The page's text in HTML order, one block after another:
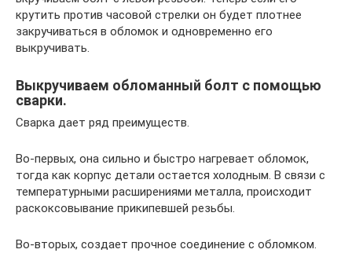
крутить против часовой стрелки он будет плотнее
закручиваться в обломок и одновременно его
выкручивать.
Выкручиваем обломанный болт с помощью
сварки.
Сварка дает ряд преимуществ.
Во-первых, она сильно и быстро нагревает обломок,
тогда как корпус детали остается холодным. В связи с
температурными расширениями металла, происходит
раскоксовывание прикипевшей резьбы.
Во-вторых, создает прочное соединение с обломком.